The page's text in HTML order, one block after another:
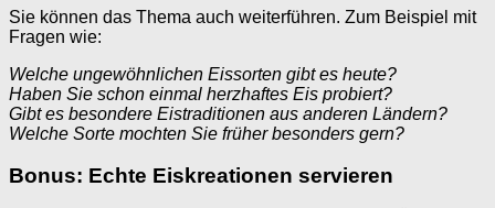
Sie können das Thema auch weiterführen. Zum Beispiel mit
Fragen wie:
Welche ungewöhnlichen Eissorten gibt es heute?
Haben Sie schon einmal herzhaftes Eis probiert?
Gibt es besondere Eistraditionen aus anderen Ländern?
Welche Sorte mochten Sie früher besonders gern?
Bonus: Echte Eiskreationen servieren